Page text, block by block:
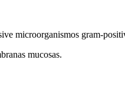
microorganismos gram-
mucosas.